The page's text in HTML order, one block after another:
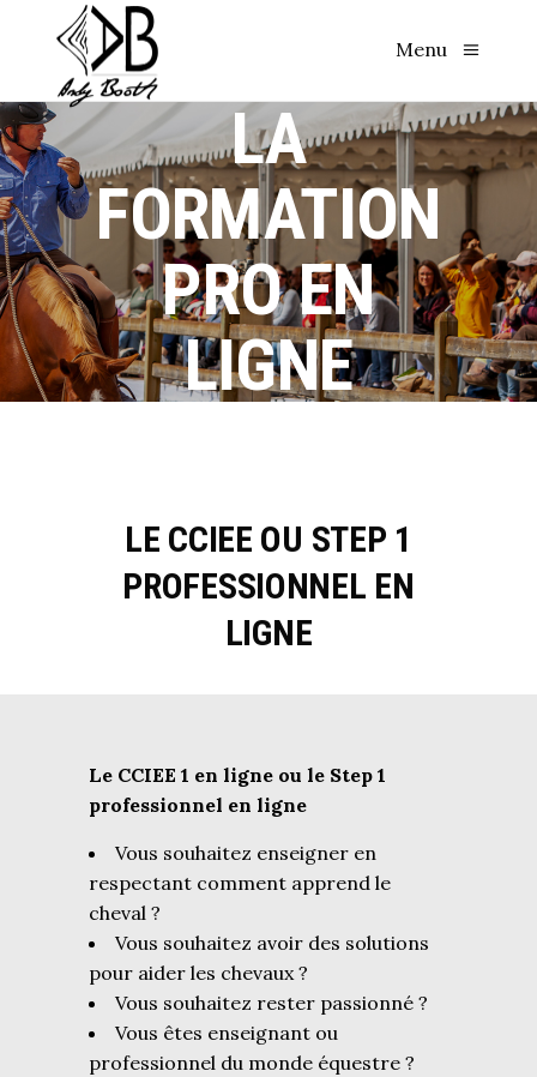
Menu
LA
FORMATION
PRO EN
LIGNE
LE CCIEE OU STEP 1
PROFESSIONNEL EN
LIGNE
Le CCIEE 1 en ligne ou le Step 1
professionnel en ligne
Vous souhaitez enseigner en
respectant comment apprend le
cheval ?
Vous souhaitez avoir des solutions
pour aider les chevaux ?
Vous souhaitez rester passionné ?
Vous êtes enseignant ou
professionnel du monde équestre ?